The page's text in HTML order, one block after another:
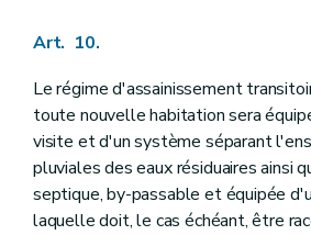
Art. 10.
Le régime d'assainissement
toute nouvelle habitation sera
visite et d'un système séparant
pluviales des eaux résiduaires ainsi
septique, by-passable et équipée
laquelle doit, le cas échéant, être